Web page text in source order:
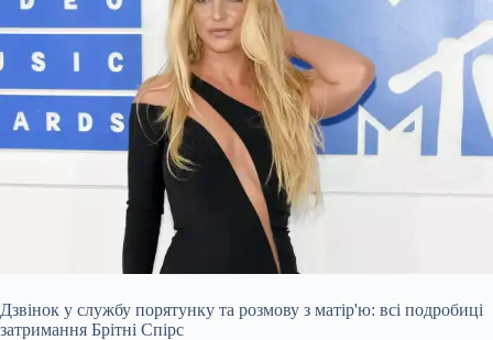
Дзвінок у службу порятунку та розмову з матір'ю: всі подробиці
затримання Брітні Спірс